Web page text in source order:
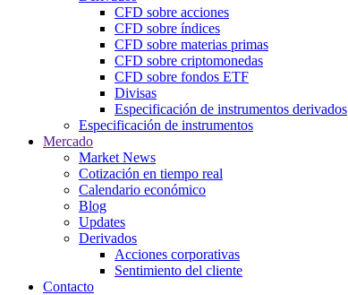
CFD sobre acciones
CFD sobre índices
CFD sobre materias primas
CFD sobre criptomonedas
CFD sobre fondos ETF
Divisas
Especificación de instrumentos derivados
Especificación de instrumentos
Mercado
Market News
Cotización en tiempo real
Calendario económico
Blog
Updates
Derivados
Acciones corporativas
Sentimiento del cliente
Contacto